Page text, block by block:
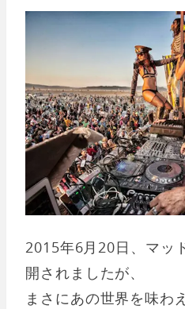
2015年6月20日、マッ
開されましたが、
まさにあの世界を味わ